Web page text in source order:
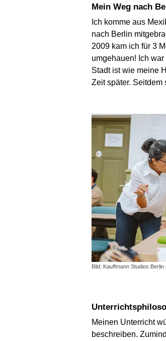
Mein Weg nach
Ich komme aus
nach Berlin
2009 kam ich für 3
umgehauen! Ich
Stadt ist wie meine
Zeit später. Seitdem
Bild: Kauffmann Studios Berlin
Meinen Unterricht
beschreiben.